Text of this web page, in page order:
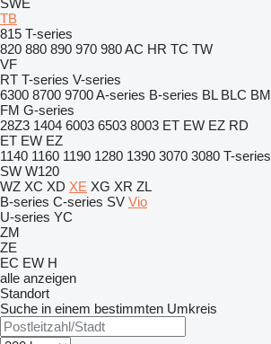
SWE
TB
815 T-series
820 880 890 970 980AC HR TC TW
VF
RT T-series V-series
6300 8700 9700A-series B-series BL BLC BM
FM G-series
28Z3 1404 6003 6503 8003 ET EW EZ RD
ET EW EZ
1140 1160 1190 1280 1390 3070 3080 T-series
SW W120
WZ XC XD XE XG XR ZL
B-series C-series SV Vio
U-series YC
ZM
ZE
EC EW H
alle anzeigen
Standort
Suche in einem bestimmten Umkreis